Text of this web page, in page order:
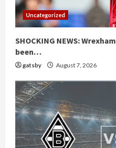
Uncategorized
SHOCKING NEWS:
been…
gatsby August 7, 2026